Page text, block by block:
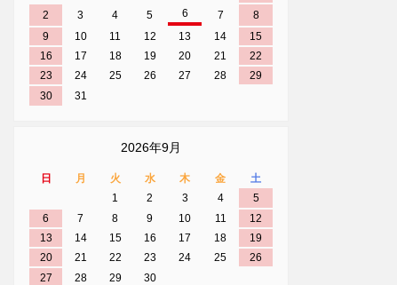
2
3 4 5 6 7
8
9
10 11 12 13 14
15
16
17 18 19 20 21
22
23
24 25 26 27 28
29
30
31
2026年9月
日 月 火 水 木 金
土
1
2 3 4
5
6
7 8 9 10 11
12
13
14 15 16 17 18
19
20
21 22 23 24 25
26
27
28 29 30